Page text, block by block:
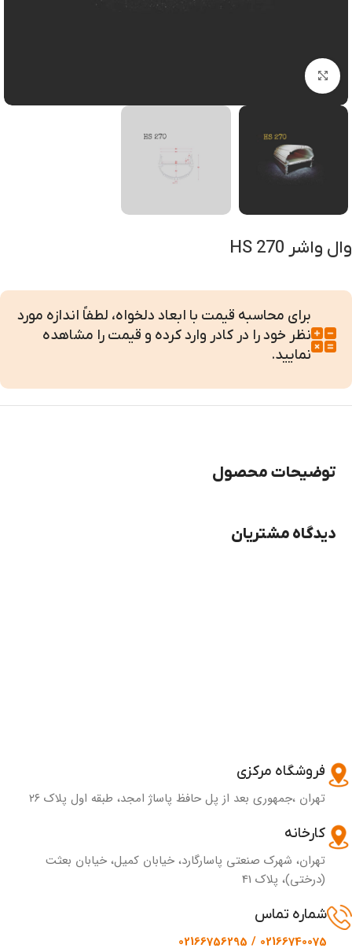
بزرگنمایی تصویر
وال واشر HS 270
برای محاسبه قیمت با ابعاد دلخواه، لطفاً اندازه مورد
نظر خود را در کادر وارد کرده و قیمت را مشاهده
نمایید.
توضیحات محصول
دیدگاه مشتریان
فروشگاه مرکزی
تهران ،جمهوری بعد از پل حافظ پاساژ امجد، طبقه اول پلاک ۲۶
کارخانه
تهران، شهرک صنعتی پاسارگارد، خیابان کمیل، خیابان بعثت
(درختی)، پلاک 41
شماره تماس
02166740075 / 02166756295